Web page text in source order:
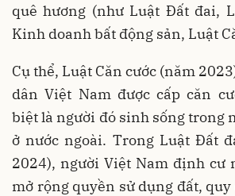
quê hương (như Luật Đất đai,
Kinh doanh bất động sản, Luật
Cụ thể, Luật Căn cước (năm
dân Việt Nam được cấp căn
biệt là người đó sinh sống trong
ở nước ngoài. Trong Luật Đất
2024), người Việt Nam định cư
mở rộng quyền sử dụng đất,